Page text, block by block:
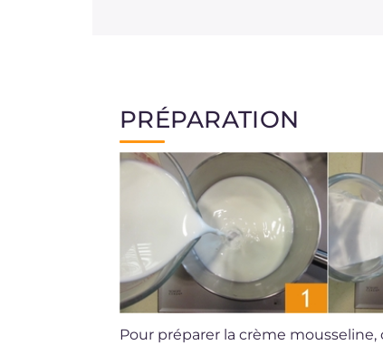
PRÉPARATION
Pour préparer la crème